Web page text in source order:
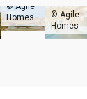
© Agile
Homes
© Agile
Homes